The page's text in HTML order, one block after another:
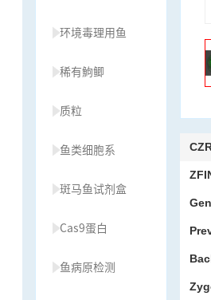
环境毒理用鱼
稀有鮈鲫
质粒
鱼类细胞系
斑马鱼试剂盒
Cas9蛋白
鱼病原检测